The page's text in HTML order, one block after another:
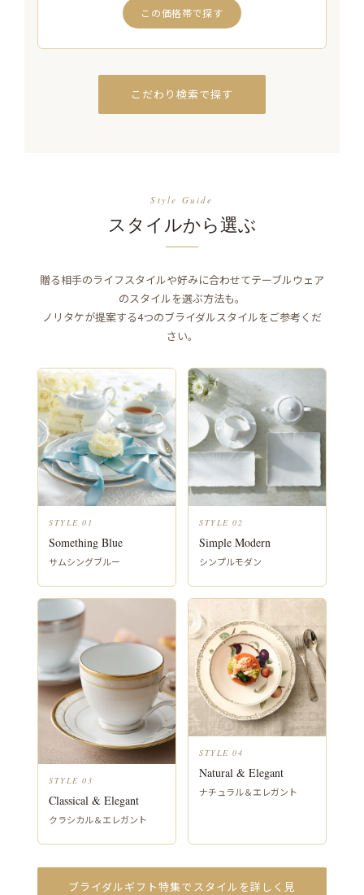
この価格帯で探す
こだわり検索で探す
Style Guide
スタイルから選ぶ
贈る相手のライフスタイルや好みに合わせてテーブルウェア
のスタイルを選ぶ方法も。
ノリタケが提案する4つのブライダルスタイルをご参考くだ
さい。
STYLE 01
Something Blue
サムシングブルー
STYLE 02
Simple Modern
シンプルモダン
STYLE 03
Classical & Elegant
クラシカル＆エレガント
STYLE 04
Natural & Elegant
ナチュラル＆エレガント
ブライダルギフト特集でスタイルを詳しく見